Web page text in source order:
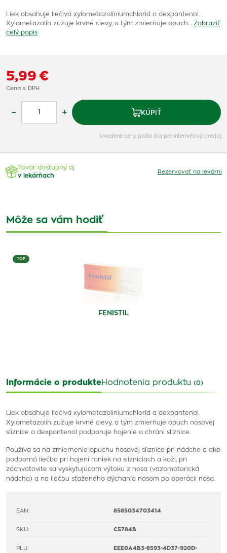
Liek obsahuje liečivá xylometazolíniumchlorid a dexpantenol.
Xylometazolín zužuje krvné cievy, a tým zmierňuje opuch…
Zobraziť
celý popis
5,99 €
Cena s DPH
– + KÚPIŤ
Uvedené ceny platia iba pre internetový predaj
Tovar dostupný aj
v lekárňach
Rezervovať na lekárni
Môže sa vám hodiť
TOP
FENISTIL
Informácie o produkteHodnotenia produktu (0)
Liek obsahuje liečivá xylometazolíniumchlorid a dexpantenol.
Xylometazolín zužuje krvné cievy, a tým zmierňuje opuch nosovej
sliznice a dexpantenol podporuje hojenie a chráni sliznice.
Používa sa na zmiernenie opuchu nosovej sliznice pri nádche a ako
podporná liečba pri hojení raniek na slizniciach a koži, pri
záchvatovite sa vyskytujúcom výtoku z nosa (vazomotorická
nádcha) a na liečbu sťaženého dýchania nosom po operácii nosa.
EAN: 8585034703414
SKU: C5784B
PLU:
EEE0A4B3-8593-4D37-920D-